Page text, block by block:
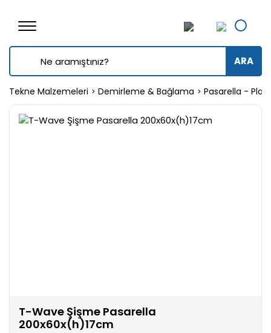
ARA
Tekne Malzemeleri Demirleme & Bağlama Pasarella -
T-Wave Şişme Pasarella
200x60x(h)17cm